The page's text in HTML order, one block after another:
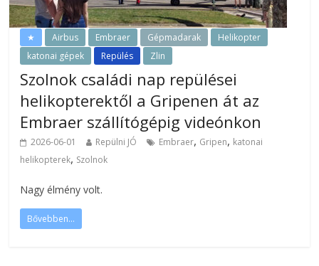
★ Airbus Embraer Gépmadarak
Helikopter
katonai gépek
Repülés Zlin
Szolnok családi nap repülései
helikopterektől a Gripenen át az
Embraer szállítógépig videónkon
2026-06-01 Repülni JÓ Embraer, Gripen, katonai
helikopterek, Szolnok
Nagy élmény volt.
Bővebben...